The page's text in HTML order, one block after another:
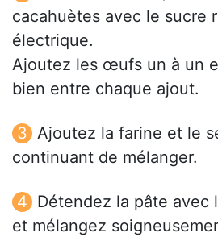
cacahuètes avec le sucre
électrique.
Ajoutez les œufs un à un
bien entre chaque ajout.
Ajoutez la farine et le
continuant de mélanger.
Détendez la pâte avec
et mélangez